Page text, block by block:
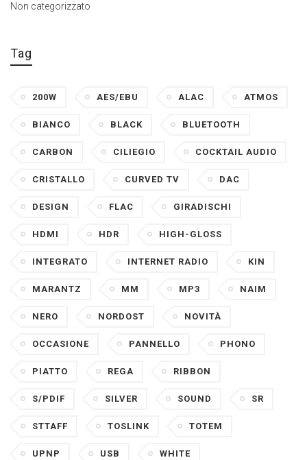
Non categorizzato
Tag
200W AES/EBU ALAC ATMOS
BIANCO BLACK BLUETOOTH
CARBON CILIEGIO COCKTAIL AUDIO
CRISTALLO CURVED TV DAC
DESIGN FLAC GIRADISCHI
HDMI HDR HIGH-GLOSS
INTEGRATO INTERNET RADIO KIN
MARANTZ MM MP3 NAIM
NERO NORDOST NOVITÀ
OCCASIONE PANNELLO PHONO
PIATTO REGA RIBBON
S/PDIF SILVER SOUND SR
STTAFF TOSLINK TOTEM
UPNP USB WHITE